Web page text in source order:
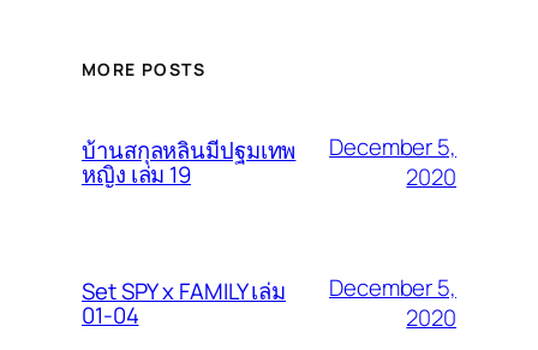
MORE POSTS
บ้านสกุลหลินมีปฐมเทพ
หญิง เล่ม 19
December 5,
2020
Set SPY x FAMILY เล่ม
01-04
December 5,
2020